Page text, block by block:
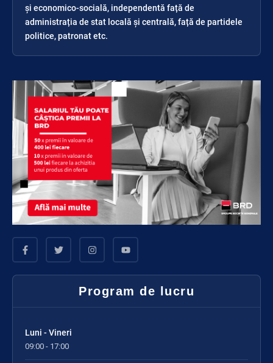
și economico-socială, independentă față de
administrația de stat locală și centrală, față de partidele
politice, patronat etc.
Program de lucru
Luni - Vineri
09:00 - 17:00